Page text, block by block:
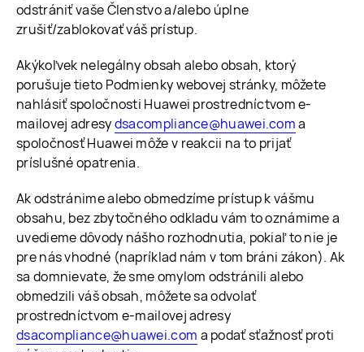
odstrániť vaše Členstvo a/alebo úplne
zrušiť/zablokovať váš prístup.
Akýkoľvek nelegálny obsah alebo obsah, ktorý
porušuje tieto Podmienky webovej stránky, môžete
nahlásiť spoločnosti Huawei prostredníctvom e-
mailovej adresydsacompliance@huawei.coma
spoločnosť Huawei môže v reakcii na to prijať
príslušné opatrenia.
Ak odstránime alebo obmedzíme prístup k vášmu
obsahu, bez zbytočného odkladu vám to oznámime a
uvedieme dôvody nášho rozhodnutia, pokiaľ to nie je
pre nás vhodné (napríklad nám v tom bráni zákon). Ak
sa domnievate, že sme omylom odstránili alebo
obmedzili váš obsah, môžete sa odvolať
prostredníctvom e-mailovej adresy
dsacompliance@huawei.com a podať sťažnosť proti